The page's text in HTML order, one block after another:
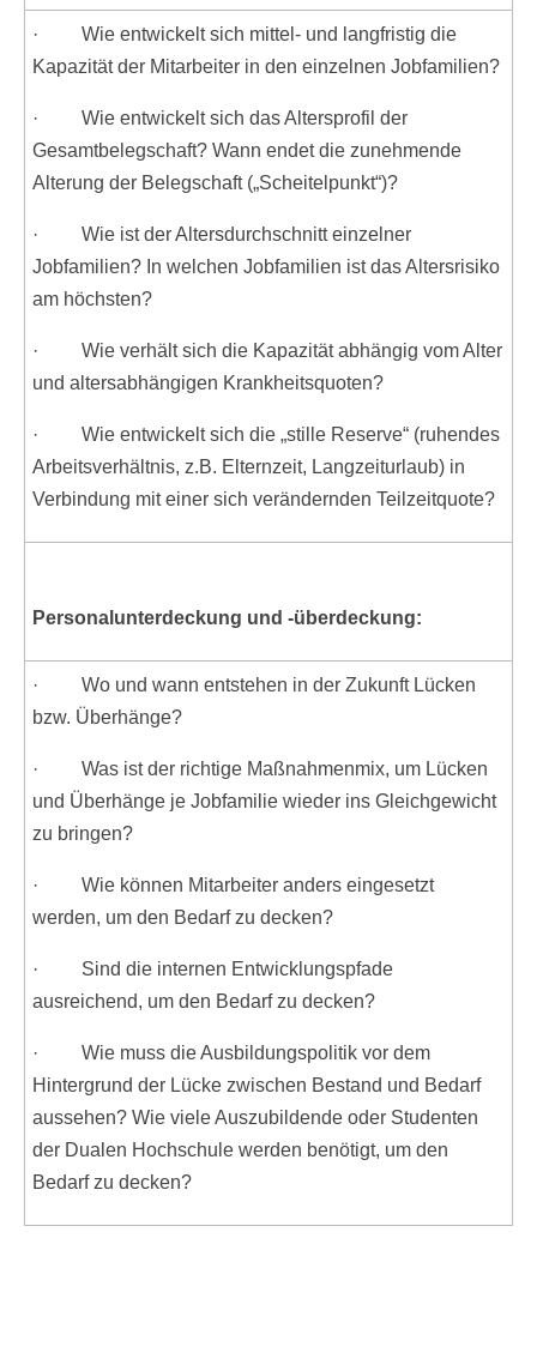
· Wie entwickelt sich mittel- und langfristig die
Kapazität der Mitarbeiter in den einzelnen Jobfamilien?
· Wie entwickelt sich das Altersprofil der
Gesamtbelegschaft? Wann endet die zunehmende
Alterung der Belegschaft („Scheitelpunkt“)?
· Wie ist der Altersdurchschnitt einzelner
Jobfamilien? In welchen Jobfamilien ist das Altersrisiko
am höchsten?
· Wie verhält sich die Kapazität abhängig vom Alter
und altersabhängigen Krankheitsquoten?
· Wie entwickelt sich die „stille Reserve“ (ruhendes
Arbeitsverhältnis, z.B. Elternzeit, Langzeiturlaub) in
Verbindung mit einer sich verändernden Teilzeitquote?
Personalunterdeckung und -überdeckung:
· Wo und wann entstehen in der Zukunft Lücken
bzw. Überhänge?
· Was ist der richtige Maßnahmenmix, um Lücken
und Überhänge je Jobfamilie wieder ins Gleichgewicht
zu bringen?
· Wie können Mitarbeiter anders eingesetzt
werden, um den Bedarf zu decken?
· Sind die internen Entwicklungspfade
ausreichend, um den Bedarf zu decken?
· Wie muss die Ausbildungspolitik vor dem
Hintergrund der Lücke zwischen Bestand und Bedarf
aussehen? Wie viele Auszubildende oder Studenten
der Dualen Hochschule werden benötigt, um den
Bedarf zu decken?